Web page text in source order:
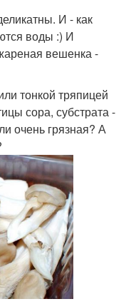
И - как
воды :) И
вешенка -
тонкой тряпицей
сора, субстрата -
очень грязная? А